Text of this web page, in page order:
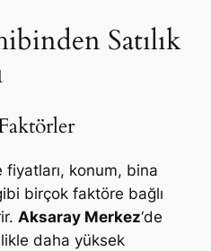
Satılık
fiyatları, konum, bina
birçok faktöre bağlı
Aksaray Merkez‘de
daha yüksek